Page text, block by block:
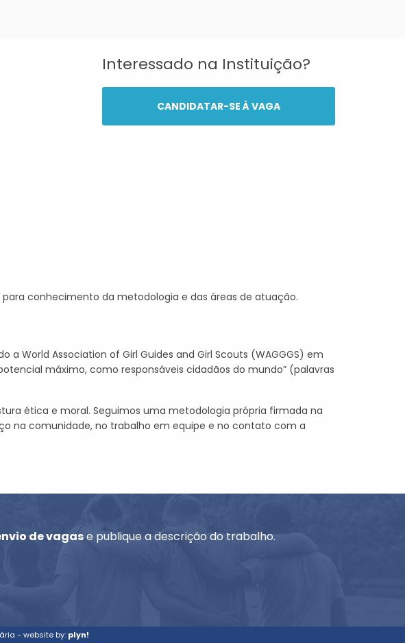
Interessado na Instituição?
CANDIDATAR-SE À VAGA
conhecimento da metodologia e das áreas de atuação.
World Association of Girl Guides and Girl Scouts (WAGGGS) em
máximo, como responsáveis cidadãos do mundo” (palavras
ética e moral. Seguimos uma metodologia própria firmada na
na comunidade, no trabalho em equipe e no contato com a
de vagase publique a descrição do trabalho.
- website by: plyn!